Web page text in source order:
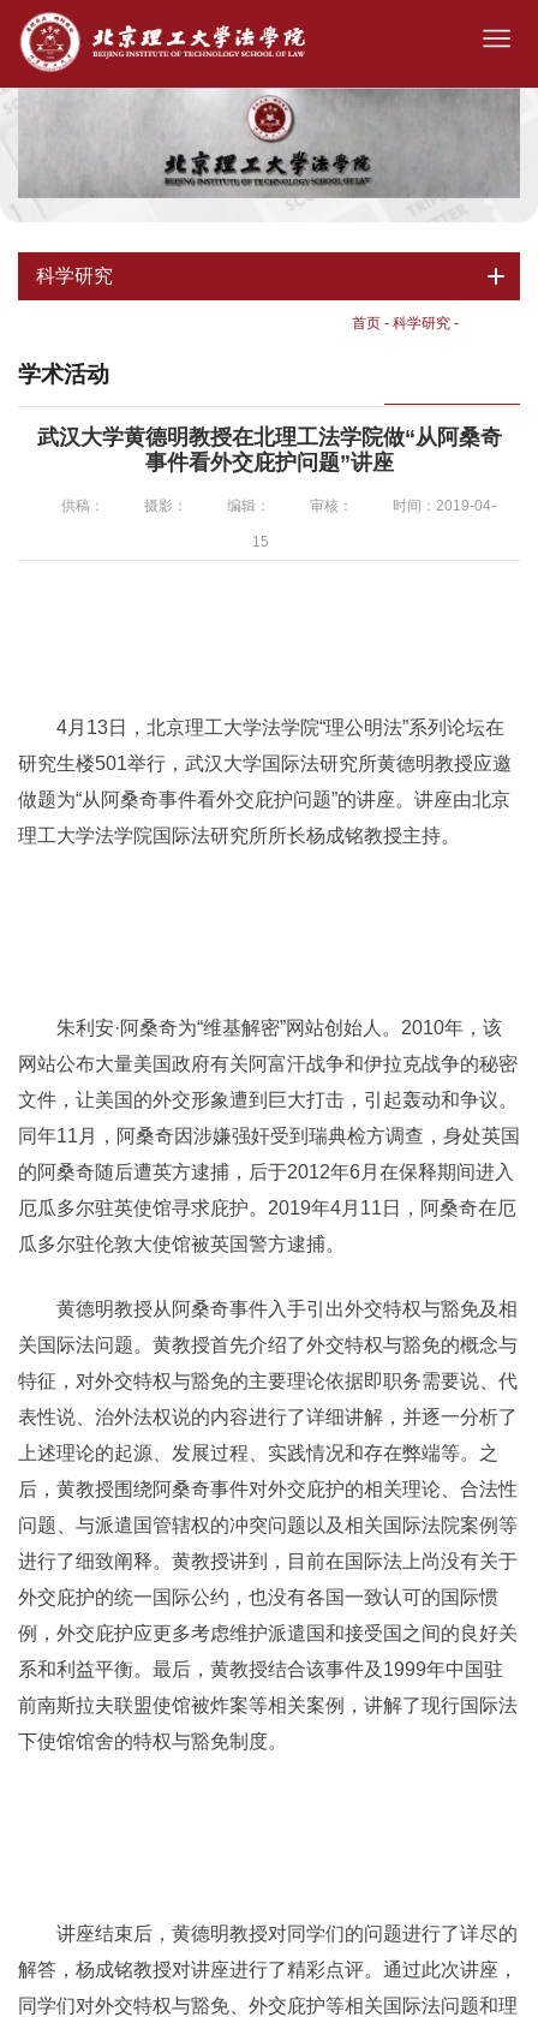
科学研究
首页 - 科学研究 -
学术活动
武汉大学黄德明教授在北理工法学院做“从阿桑奇
事件看外交庇护问题”讲座
供稿： 摄影： 编辑： 审核： 时间：2019-04-
15
4月13日，北京理工大学法学院“理公明法”系列论坛在
研究生楼501举行，武汉大学国际法研究所黄德明教授应邀
做题为“从阿桑奇事件看外交庇护问题”的讲座。讲座由北京
理工大学法学院国际法研究所所长杨成铭教授主持。
朱利安·阿桑奇为“维基解密”网站创始人。2010年，该
网站公布大量美国政府有关阿富汗战争和伊拉克战争的秘密
文件，让美国的外交形象遭到巨大打击，引起轰动和争议。
同年11月，阿桑奇因涉嫌强奸受到瑞典检方调查，身处英国
的阿桑奇随后遭英方逮捕，后于2012年6月在保释期间进入
厄瓜多尔驻英使馆寻求庇护。2019年4月11日，阿桑奇在厄
瓜多尔驻伦敦大使馆被英国警方逮捕。
黄德明教授从阿桑奇事件入手引出外交特权与豁免及相
关国际法问题。黄教授首先介绍了外交特权与豁免的概念与
特征，对外交特权与豁免的主要理论依据即职务需要说、代
表性说、治外法权说的内容进行了详细讲解，并逐一分析了
上述理论的起源、发展过程、实践情况和存在弊端等。之
后，黄教授围绕阿桑奇事件对外交庇护的相关理论、合法性
问题、与派遣国管辖权的冲突问题以及相关国际法院案例等
进行了细致阐释。黄教授讲到，目前在国际法上尚没有关于
外交庇护的统一国际公约，也没有各国一致认可的国际惯
例，外交庇护应更多考虑维护派遣国和接受国之间的良好关
系和利益平衡。最后，黄教授结合该事件及1999年中国驻
前南斯拉夫联盟使馆被炸案等相关案例，讲解了现行国际法
下使馆馆舍的特权与豁免制度。
讲座结束后，黄德明教授对同学们的问题进行了详尽的
解答，杨成铭教授对讲座进行了精彩点评。通过此次讲座，
同学们对外交特权与豁免、外交庇护等相关国际法问题和理